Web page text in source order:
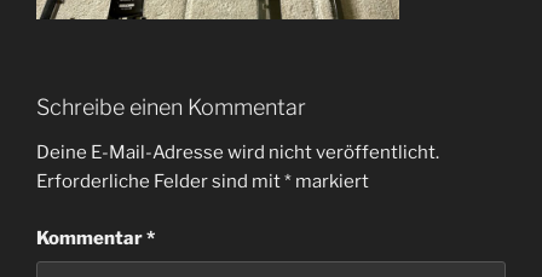
Schreibe einen Kommentar
Deine E-Mail-Adresse wird nicht veröffentlicht.
Erforderliche Felder sind mit* markiert
Kommentar*